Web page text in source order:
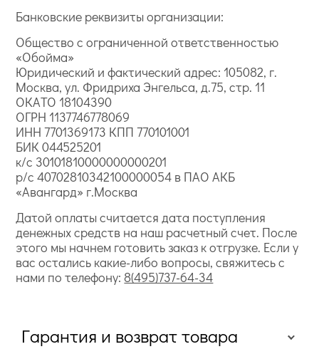
Банковские реквизиты организации:
Общество с ограниченной ответственностью
«Обойма»
Юридический и фактический адрес: 105082, г.
Москва, ул. Фридриха Энгельса, д.75, стр. 11
ОКАТО 18104390
ОГРН 1137746778069
ИНН 7701369173 КПП 770101001
БИК 044525201
к/с 30101810000000000201
р/с 40702810342100000054 в ПАО АКБ
«Авангард» г.Москва
Датой оплаты считается дата поступления
денежных средств на наш расчетный счет. После
этого мы начнем готовить заказ к отгрузке. Если у
вас остались какие-либо вопросы, свяжитесь с
нами по телефону: 8(495)737-64-34
Гарантия и возврат товара